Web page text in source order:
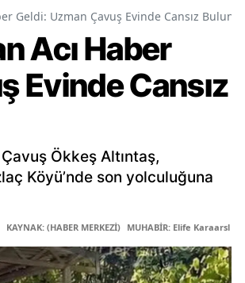
Geldi: Uzman Çavuş Evinde Cansız Bulundu!
Acı Haber
Evinde Cansız
Ökkeş Altıntaş,
Köyü’nde son yolculuğuna
KAYNAK: (HABER MERKEZİ) MUHABİR: Elife Karaarslan